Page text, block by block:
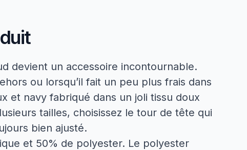
devient un accessoire incontournable.
ou lorsqu’il fait un peu plus frais dans
et navy fabriqué dans un joli tissu doux
tailles, choisissez le tour de tête qui
bien ajusté.
et 50% de polyester. Le polyester